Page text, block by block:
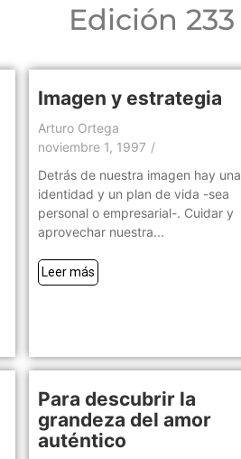
Edición 233
Imagen y estrategia
Arturo Ortega
noviembre 1, 1997 /
Detrás de nuestra imagen hay una
identidad y un plan de vida -sea
personal o empresarial-. Cuidar y
aprovechar nuestra...
Leer más
Para descubrir la
grandeza del amor
auténtico